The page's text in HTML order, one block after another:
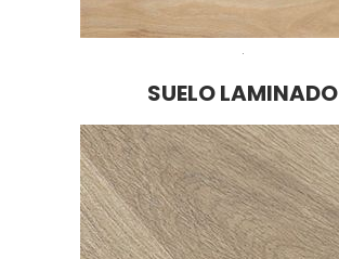
.
SUELO LAMINADO